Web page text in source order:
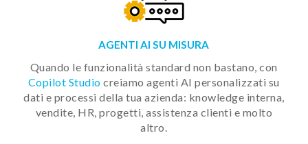
AGENTI AI SU MISURA
Quando le funzionalità standard non bastano, con
Copilot Studio creiamo agenti AI personalizzati su
dati e processi della tua azienda: knowledge interna,
vendite, HR, progetti, assistenza clienti e molto
altro.